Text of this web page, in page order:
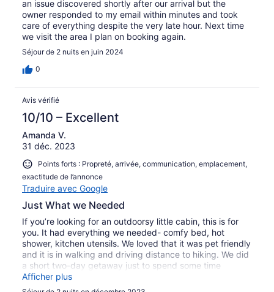
an issue discovered shortly after our arrival but the
owner responded to my email within minutes and took
care of everything despite the very late hour. Next time
we visit the area I plan on booking again.
Séjour de 2 nuits en juin 2024
0
Avis vérifié
10/10 – Excellent
Amanda V.
31 déc. 2023
Points forts : Propreté, arrivée, communication, emplacement,
exactitude de l’annonce
Traduire avec Google
Just What we Needed
If you’re looking for an outdoorsy little cabin, this is for
you. It had everything we needed- comfy bed, hot
shower, kitchen utensils. We loved that it was pet friendly
and it is in walking and driving distance to hiking. We did
a short two-day getaway just to spend some time
outside and this fit our needs perfectly.
Afficher plus